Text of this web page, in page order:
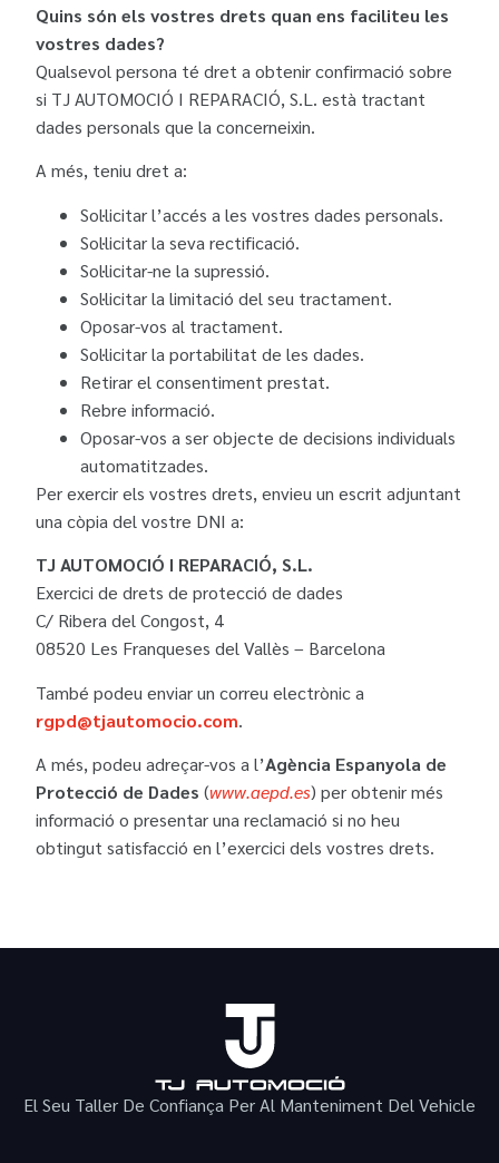
Quins són els vostres drets quan ens faciliteu les
vostres dades?
Qualsevol persona té dret a obtenir confirmació sobre
si TJ AUTOMOCIÓ I REPARACIÓ, S.L. està tractant
dades personals que la concerneixin.
A més, teniu dret a:
Sol·licitar l’accés a les vostres dades personals.
Sol·licitar la seva rectificació.
Sol·licitar-ne la supressió.
Sol·licitar la limitació del seu tractament.
Oposar-vos al tractament.
Sol·licitar la portabilitat de les dades.
Retirar el consentiment prestat.
Rebre informació.
Oposar-vos a ser objecte de decisions individuals
automatitzades.
Per exercir els vostres drets, envieu un escrit adjuntant
una còpia del vostre DNI a:
TJ AUTOMOCIÓ I REPARACIÓ, S.L.
Exercici de drets de protecció de dades
C/ Ribera del Congost, 4
08520 Les Franqueses del Vallès – Barcelona
També podeu enviar un correu electrònic a
rgpd@tjautomocio.com.
A més, podeu adreçar-vos a l’Agència Espanyola de
Protecció de Dades (www.aepd.es) per obtenir més
informació o presentar una reclamació si no heu
obtingut satisfacció en l’exercici dels vostres drets.
El Seu Taller De Confiança Per Al Manteniment Del Vehicle